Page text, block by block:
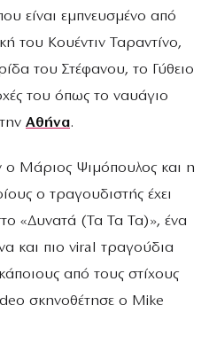
είναι εμπνευσμένο από
του Κουέντιν Ταραντίνο,
του Στέφανου, το Γύθειο
του όπως το ναυάγιο
Αθήνα.
Μάριος Ψιμόπουλος και η
ο τραγουδιστής έχει
«Δυνατά (Τα Τα Τα)», ένα
και πιο viral τραγούδια
από τους στίχους
σκηνοθέτησε ο Mike